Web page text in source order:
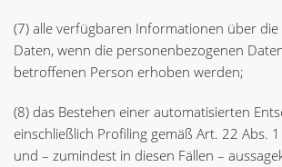
(7) alle verfügbaren Informationen über
Daten, wenn die personenbezogenen
betroffenen Person erhoben werden;
(8) das Bestehen einer automatisierten
einschließlich Profiling gemäß Art. 22 Abs.
und – zumindest in diesen Fällen –